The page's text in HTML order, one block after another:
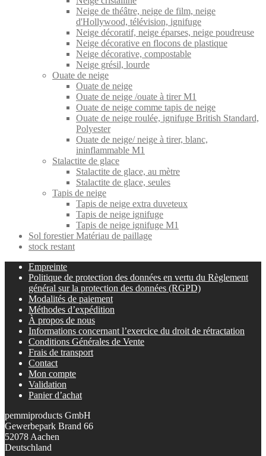
Neige de théâtre, neige de film, neige
d'Hollywood, télévision, ignifuge
Neige décoratif, neige éparses, neige poudreuse
Neige décorative en flocons de plastique
Neige décorative, compostable
Neige grésil, lourde
Ouate de neige
Ouate de neige
Ouate de neige /ouate à tirer M1
Ouate de neige comme tapis de neige
Ouate de neige roulée, ignifuge British Standard,
Polyester
Ouate de neige/ neige à tirer, blanc,
ininflammable M1
Stalactite de glace
Stalactite de glace, au mètre
Stalactite de glace, seules
Tapis de neige
Tapis de neige extra duveteux
Tapis de neige ignifuge
Tapis de neige ignifuge M1
Sol forestier Matériau de paillage
stock restant
Empreinte
Politique de protection des données en vertu du Règlement
général sur la protection des données (RGPD)
Modalités de paiement
Méthodes d’expédition
À propos de nous
Informations concernant l’exercice du droit de rétractation
Conditions Générales de Vente
Frais de transport
Contact
Mon compte
Validation
Panier d’achat
pemmiproducts GmbH
Gewerbepark Brand 66
52078 Aachen
Deutschland